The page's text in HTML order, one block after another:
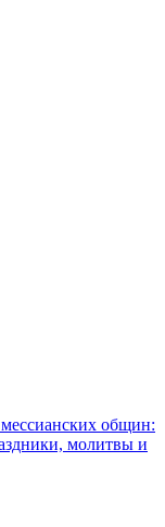
общин:
молитвы и